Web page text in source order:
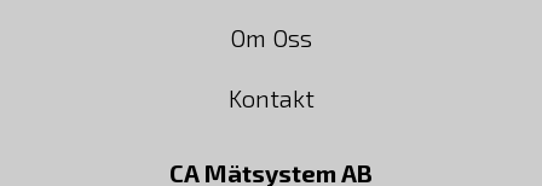
Om Oss
Kontakt
CA Mätsystem AB